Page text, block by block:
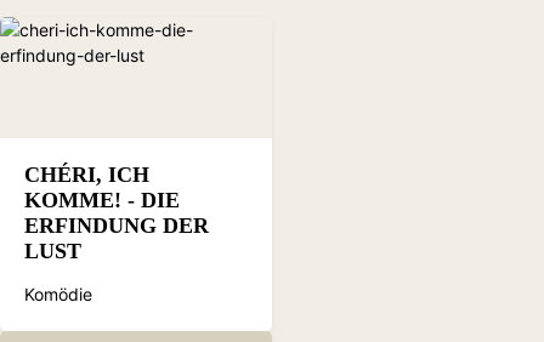
CHÉRI, ICH
KOMME! - DIE
ERFINDUNG DER
LUST
Komödie